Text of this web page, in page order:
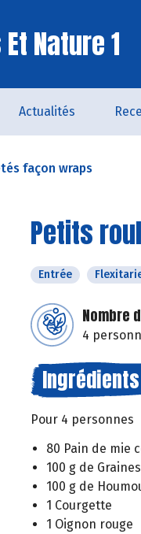
Nature 1
Actualités
façon wraps
Petits
Entrée
Nombre
4
Ingrédients
Pour 4 personnes
80 Pain de mie
100 g de Graines
100 g de
1 Courgette
1 Oignon rouge